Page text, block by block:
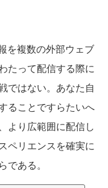
を複数の外部ウェブ
たって配信する際に
ではない。あなた自
ることですらたいへ
より広範囲に配信し
ペリエンスを確実に
である。